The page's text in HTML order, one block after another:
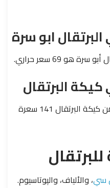
ابو سرة
هو 69 سعر حراري.
كيكة البرتقال
تقدر السعرات الحرارية في شريحة من كيكة البرتقال 141 سعرة
سي، والألياف، والپوتاسيوم.